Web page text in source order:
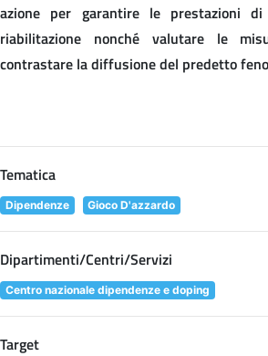
azione per garantire le prestazioni
riabilitazione nonché valutare le
contrastare la diffusione del predetto
Tematica
Dipendenze Gioco D'azzardo
Dipartimenti/Centri/Servizi
Centro nazionale dipendenze e doping
Target